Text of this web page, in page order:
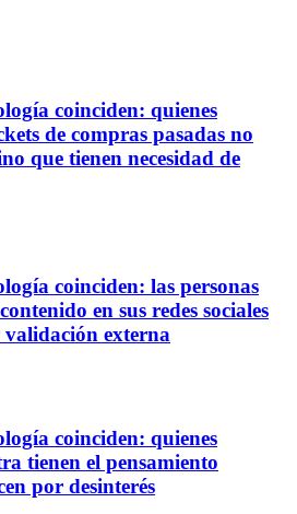
coinciden: quienes
de compras pasadas no
que tienen necesidad de
coinciden: las personas
en sus redes sociales
externa
coinciden: quienes
tienen el pensamiento
por desinterés